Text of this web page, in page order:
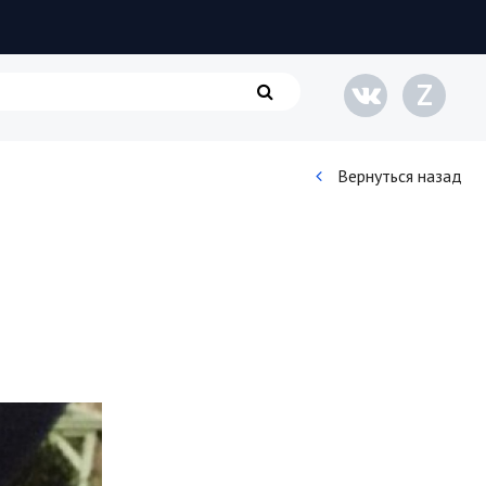
Строительство
Культура и общество
Z
Вернуться назад